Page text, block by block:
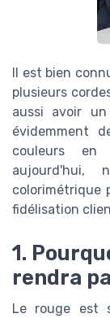
Il est bien
plusieurs
aussi avoir
évidemment
couleurs en
aujourd'hui,
colorimétrique
fidélisation
1.
rendra
Le rouge est